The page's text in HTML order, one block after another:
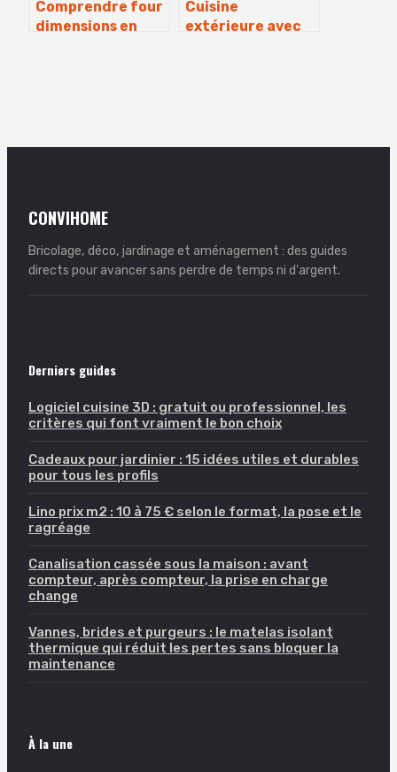
Comprendre four
dimensions en
Cuisine
extérieure avec
CONVIHOME
Bricolage, déco, jardinage et aménagement : des guides
directs pour avancer sans perdre de temps ni d'argent.
Derniers guides
Logiciel cuisine 3D : gratuit ou professionnel, les
critères qui font vraiment le bon choix
Cadeaux pour jardinier : 15 idées utiles et durables
pour tous les profils
Lino prix m2 : 10 à 75 € selon le format, la pose et le
ragréage
Canalisation cassée sous la maison : avant
compteur, après compteur, la prise en charge
change
Vannes, brides et purgeurs : le matelas isolant
thermique qui réduit les pertes sans bloquer la
maintenance
À la une